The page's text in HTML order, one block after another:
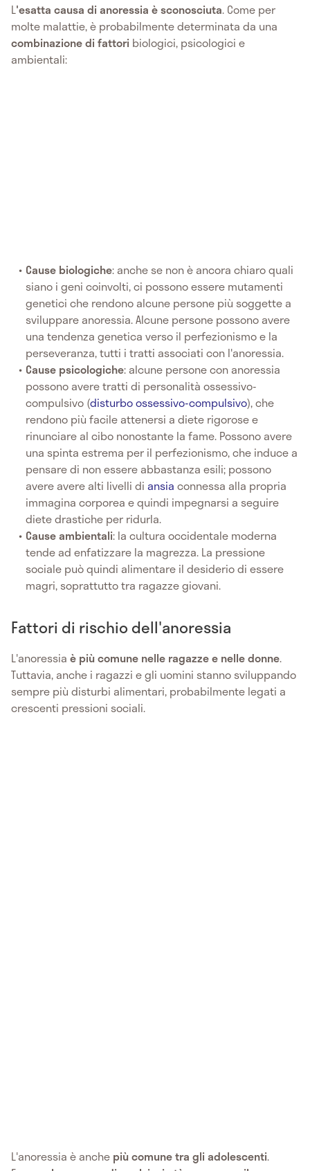
L'esatta causa di anoressia è sconosciuta. Come per
molte malattie, è probabilmente determinata da una
combinazione di fattori biologici, psicologici e
ambientali:
Cause biologiche: anche se non è ancora chiaro quali
siano i geni coinvolti, ci possono essere mutamenti
genetici che rendono alcune persone più soggette a
sviluppare anoressia. Alcune persone possono avere
una tendenza genetica verso il perfezionismo e la
perseveranza, tutti i tratti associati con l'anoressia.
Cause psicologiche: alcune persone con anoressia
possono avere tratti di personalità ossessivo-
compulsivo (disturbo ossessivo-compulsivo), che
rendono più facile attenersi a diete rigorose e
rinunciare al cibo nonostante la fame. Possono avere
una spinta estrema per il perfezionismo, che induce a
pensare di non essere abbastanza esili; possono
avere avere alti livelli diansiaconnessa alla propria
immagina corporea e quindi impegnarsi a seguire
diete drastiche per ridurla.
Cause ambientali: la cultura occidentale moderna
tende ad enfatizzare la magrezza. La pressione
sociale può quindi alimentare il desiderio di essere
magri, soprattutto tra ragazze giovani.
Fattori di rischio dell'anoressia
L'anoressia è più comune nelle ragazze e nelle donne.
Tuttavia, anche i ragazzi e gli uomini stanno sviluppando
sempre più disturbi alimentari, probabilmente legati a
crescenti pressioni sociali.
L'anoressia è anche più comune tra gli adolescenti.